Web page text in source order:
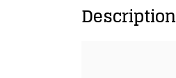
Description